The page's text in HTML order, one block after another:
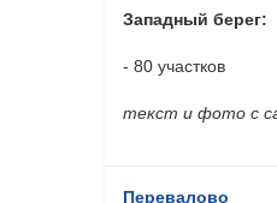
Западный берег:
- 80 участков
текст и фото с
Перевалово